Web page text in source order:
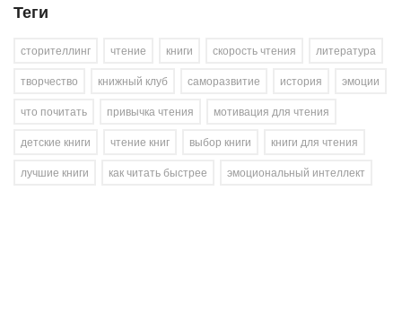
Теги
сторителлинг чтение книги скорость чтения
литература
творчество
книжный клуб саморазвитие история
эмоции
что почитать
привычка чтения
мотивация для чтения
детские книги
чтение книг выбор книги
книги для чтения
лучшие книги
как читать быстрее эмоциональный интеллект